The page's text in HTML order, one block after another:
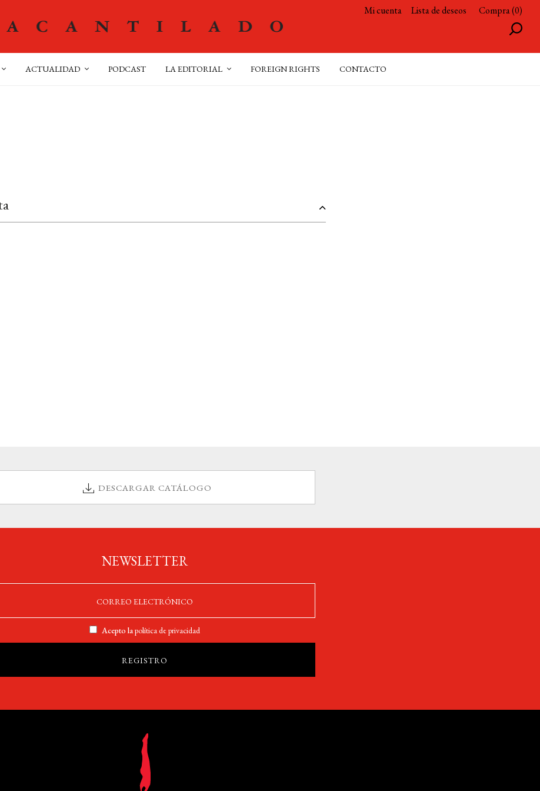
Mi cuenta Lista de deseos Compra (0)
ACTUALIDAD PODCAST LA EDITORIAL FOREIGN RIGHTS CONTACTO
DESCARGAR CATÁLOGO
NEWSLETTER
Acepto lapolítica de privacidad